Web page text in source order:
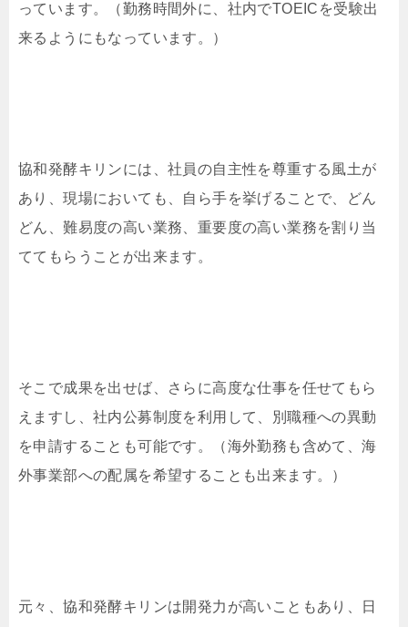
っています。（勤務時間外に、社内でTOEICを受験出
来るようにもなっています。）
協和発酵キリンには、社員の自主性を尊重する風土が
あり、現場においても、自ら手を挙げることで、どん
どん、難易度の高い業務、重要度の高い業務を割り当
ててもらうことが出来ます。
そこで成果を出せば、さらに高度な仕事を任せてもら
えますし、社内公募制度を利用して、別職種への異動
を申請することも可能です。（海外勤務も含めて、海
外事業部への配属を希望することも出来ます。）
元々、協和発酵キリンは開発力が高いこともあり、日